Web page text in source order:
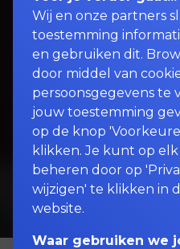
Wij en onze partners
toestemming
en gebruiken dit.
door middel van
persoonsgegevens te
jouw toestemming
op de knop
klikken. Je kunt op
beheren door op
wijzigen' te klikken in
website.
Waar gebruiken we